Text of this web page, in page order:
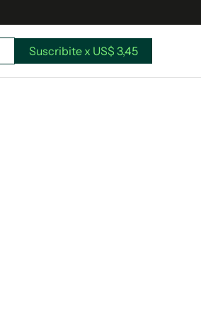
Suscribite x US$ 3,45